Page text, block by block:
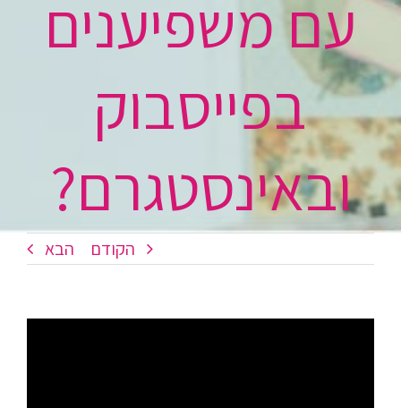
עם משפיענים
בפייסבוק
ובאינסטגרם?
הקודם הבא